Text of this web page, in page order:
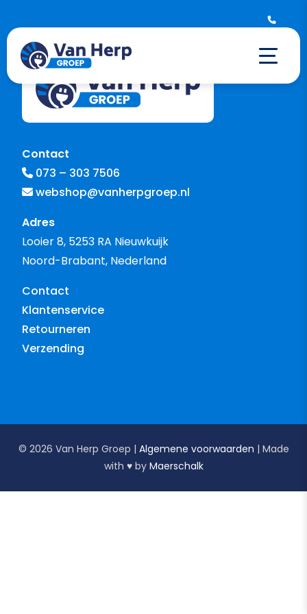
Contact
073 – 303 7506
webshop@vanherpgroep.nl
Adres
Looier 8, 5253 RA Nieuwkuijk
Noord-Brabant, Nederland
Contact
Klantenservice
Retourneren
Verzending
© 2026 Van Herp Groep | Algemene voorwaarden | Made
with ♥︎ by Maerschalk